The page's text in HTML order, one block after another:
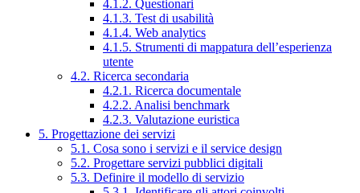
4.1.2. Questionari
4.1.3. Test di usabilità
4.1.4. Web analytics
4.1.5. Strumenti di mappatura dell’esperienza
utente
4.2. Ricerca secondaria
4.2.1. Ricerca documentale
4.2.2. Analisi benchmark
4.2.3. Valutazione euristica
5. Progettazione dei servizi
5.1. Cosa sono i servizi e il service design
5.2. Progettare servizi pubblici digitali
5.3. Definire il modello di servizio